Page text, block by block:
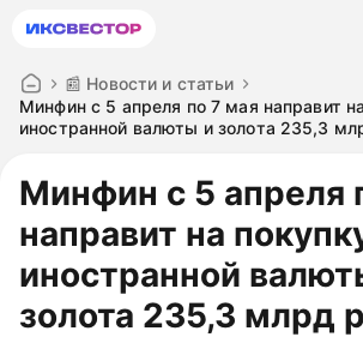
Акция: бесплатный пробный период
📰 Новости и статьи
Минфин с 5 апреля по 7 мая направит
иностранной валюты и золота 235,3
Минфин с 5 апреля
направит на
иностранной
золота 235,3 млрд